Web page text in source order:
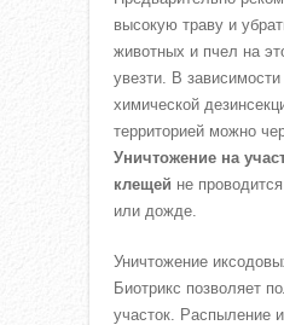
высокую траву и
животных и пчел на
увезти. В
химической
территорией можно
Уничтожение на
клещей не
или дожде.
Уничтожение
Биотрикс позволяет
участок. Распыление